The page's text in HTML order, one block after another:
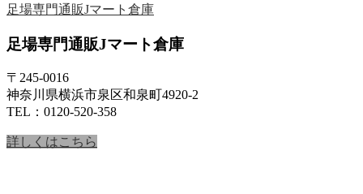
足場専門通販Jマート倉庫
足場専門通販Jマート倉庫
〒245-0016
神奈川県横浜市泉区和泉町4920-2
TEL：0120-520-358
詳しくはこちら